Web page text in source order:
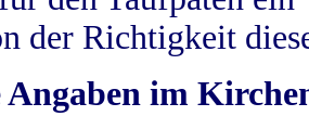
der Richtigkeit
Angaben im